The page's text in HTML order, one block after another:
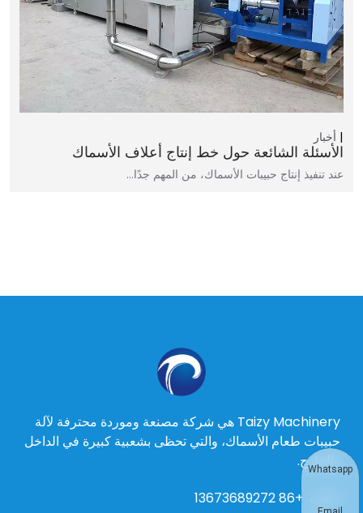
أخبار
الأسئلة الشائعة حول خط إنتاج أعلاف الأسماك
عند تنفيذ إنتاج حبيبات الأسماك، من المهم جدًا…
Taizy Machinery هي شركة مصنعة وموردة محترفة لآلة
حبيبات طعام الأسماك، والتي تحظى بشعبية كبيرة في الداخل
والخارج.
+86 13673689272
Whatsapp